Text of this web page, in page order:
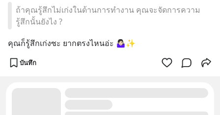
ถ้าคุณรู้สึกไม่เก่งในด้านการทำงาน คุณจะจัดการความ
รู้สึกนั้นยังไง ?
คุณก็รู้สึกเก่งซะ ยากตรงไหนอ่ะ 🤷🏻‍♀️✨
บันทึก